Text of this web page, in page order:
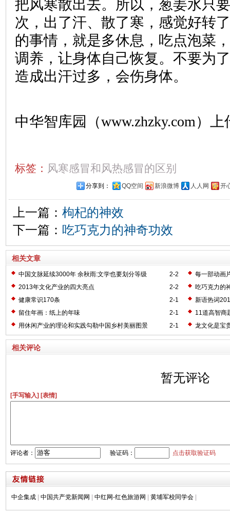
把风寒散出去。所以，葱姜水只
次，出了汗、散了寒，感觉好转
的事情，就是多休息，吃点泡菜
调养，让身体自己恢复。不要为
造成出汗过多，会伤身体。
中华智库园（www.zhzky.com）上
标签： 风寒感冒和风热感冒的区别
分享到： QQ空间 新浪微博 人人网 开
上一篇： 枸杞的神效
下一篇： 吃巧克力的神奇功效
相关文章
2-2
中国文脉延续3000年 余秋雨:文学也要划分等级
每一部动画
2-2
2013年文化产业的四大亮点
吃巧克力的
2-1
健康常识170条
新语热词
2-1
留住年画：纸上的年味
11道高智商
2-1
用休闲产业的理论和实践勾勒中国乡村美丽图景 龙文化是宝
相关评论
暂无评论
[手写输入] [表情]
评论者： 验证码： 点击获取验证码
中企集成 中国共产党新闻网 中红网-红色旅游网 黄埔军校同学会